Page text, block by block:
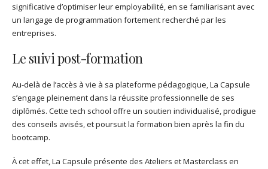
significative d’optimiser leur employabilité, en se familiarisant avec
un langage de programmation fortement recherché par les
entreprises.
Le suivi post-formation
Au-delà de l’accès à vie à sa plateforme pédagogique, La Capsule
s’engage pleinement dans la réussite professionnelle de ses
diplômés. Cette tech school offre un soutien individualisé, prodigue
des conseils avisés, et poursuit la formation bien après la fin du
bootcamp.
À cet effet, La Capsule présente des Ateliers et Masterclass en